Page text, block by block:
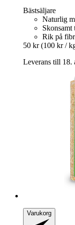
Bästsäljare
Naturlig
Skonsamt
Rik på
50 kr (100 kr /
Leverans till 18.
Varukorg